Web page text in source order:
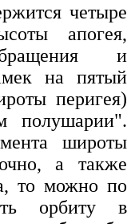
четыре
апогея,
и
на пятый
перигея)
полушарии".
широты
а также
то можно по
орбиту в